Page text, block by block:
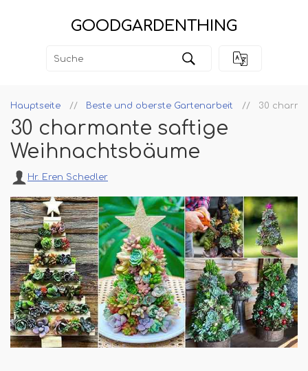
GOODGARDENTHING
Hauptseite Beste und oberste Gartenarbeit 30
30 charmante saftige
Weihnachtsbäume
Hr. Eren Schedler